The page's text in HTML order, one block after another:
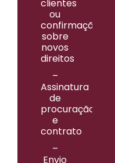
clientes
ou
confirmação
sobre
novos
direitos
–
Assinatura
de
procuração
e
contrato
–
Envio